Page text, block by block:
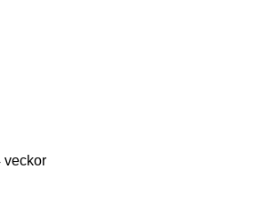
veckor